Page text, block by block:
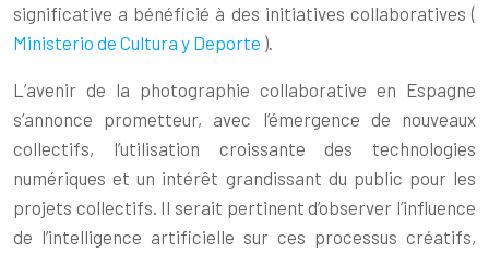
significative a bénéficié à des initiatives collaboratives (
Ministerio de Cultura y Deporte ).
L’avenir de la photographie collaborative en Espagne
s’annonce prometteur, avec l’émergence de nouveaux
collectifs, l’utilisation croissante des technologies
numériques et un intérêt grandissant du public pour les
projets collectifs. Il serait pertinent d’observer l’influence
de l’intelligence artificielle sur ces processus créatifs,